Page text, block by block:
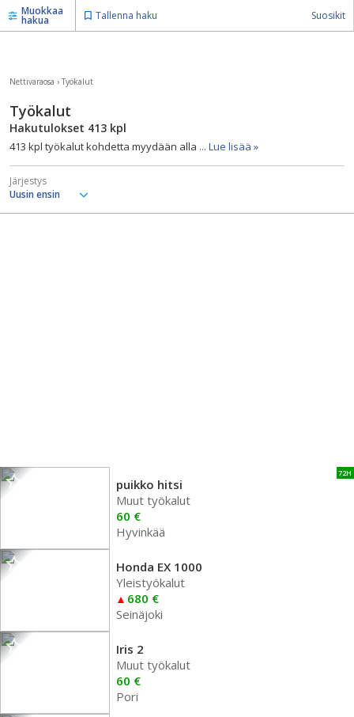
Muokkaa
hakua Tallenna haku Suosikit
Nettivaraosa › Työkalut
Työkalut
Hakutulokset 413 kpl
413 kpl työkalut kohdetta myydään alla ... Lue lisää »
Järjestys
72H
puikko hitsi
Muut työkalut
60 €
Hyvinkää
Honda EX 1000
Yleistyökalut
680 €
Seinäjoki
Iris 2
Muut työkalut
60 €
Pori